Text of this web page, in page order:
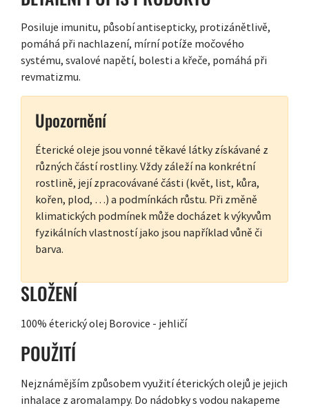
Posiluje imunitu, působí antisepticky, protizánětlivě,
pomáhá při nachlazení, mírní potíže močového
systému, svalové napětí, bolesti a křeče, pomáhá při
revmatizmu.
Upozornění
Éterické oleje jsou vonné těkavé látky získávané z
různých částí rostliny. Vždy záleží na konkrétní
rostlině, její zpracovávané části (květ, list, kůra,
kořen, plod, …) a podmínkách růstu. Při změně
klimatických podmínek může docházet k výkyvům
fyzikálních vlastností jako jsou například vůně či
barva.
SLOŽENÍ
100% éterický olej Borovice - jehličí
POUŽITÍ
Nejznámějším způsobem využití éterických olejů je jejich
inhalace z aromalampy. Do nádobky s vodou nakapeme